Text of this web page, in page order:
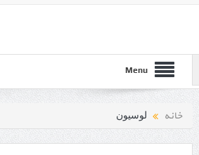
Menu
خانه لوسیون